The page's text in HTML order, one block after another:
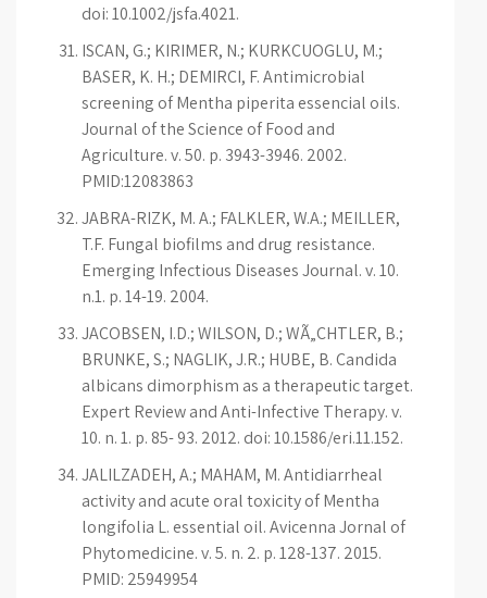
doi: 10.1002/jsfa.4021.
ISCAN, G.; KIRIMER, N.; KURKCUOGLU, M.;
BASER, K. H.; DEMIRCI, F. Antimicrobial
screening of Mentha piperita essencial oils.
Journal of the Science of Food and
Agriculture. v. 50. p. 3943-3946. 2002.
PMID:12083863
JABRA-RIZK, M. A.; FALKLER, W.A.; MEILLER,
T.F. Fungal biofilms and drug resistance.
Emerging Infectious Diseases Journal. v. 10.
n.1. p. 14-19. 2004.
JACOBSEN, I.D.; WILSON, D.; WÃ„CHTLER, B.;
BRUNKE, S.; NAGLIK, J.R.; HUBE, B. Candida
albicans dimorphism as a therapeutic target.
Expert Review and Anti-Infective Therapy. v.
10. n. 1. p. 85- 93. 2012. doi: 10.1586/eri.11.152.
JALILZADEH, A.; MAHAM, M. Antidiarrheal
activity and acute oral toxicity of Mentha
longifolia L. essential oil. Avicenna Jornal of
Phytomedicine. v. 5. n. 2. p. 128-137. 2015.
PMID: 25949954